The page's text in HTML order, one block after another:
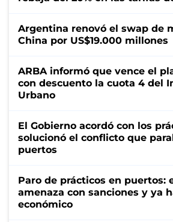
Argentina renovó el swap de
China por US$19.000 millones
ARBA informó que vence el
con descuento la cuota 4 del
Urbano
El Gobierno acordó con los
solucionó el conflicto que
puertos
Paro de prácticos en puertos:
amenaza con sanciones y ya
económico